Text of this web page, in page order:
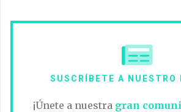
SUSCRÍBETE A NUESTRO
¡Únete a nuestra gran